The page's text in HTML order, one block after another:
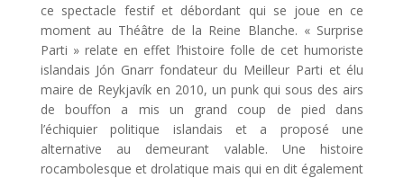
ce spectacle festif et débordant qui se joue en ce
moment au Théâtre de la Reine Blanche. « Surprise
Parti » relate en effet l’histoire folle de cet humoriste
islandais Jón Gnarr fondateur du Meilleur Parti et élu
maire de Reykjavík en 2010, un punk qui sous des airs
de bouffon a mis un grand coup de pied dans
l’échiquier politique islandais et a proposé une
alternative au demeurant valable. Une histoire
rocambolesque et drolatique mais qui en dit également